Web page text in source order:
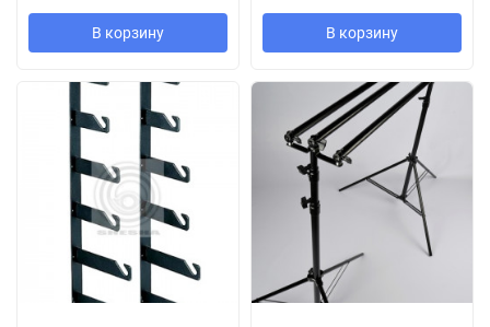
В корзину В корзину